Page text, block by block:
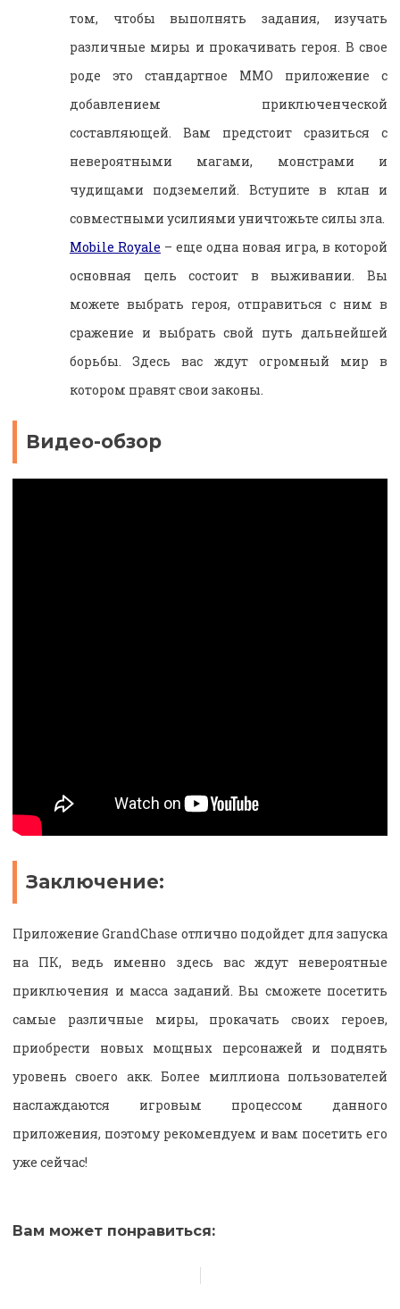
том, чтобы выполнять задания, изучать
различные миры и прокачивать героя. В свое
роде это стандартное ММО приложение с
добавлением приключенческой
составляющей. Вам предстоит сразиться с
невероятными магами, монстрами и
чудищами подземелий. Вступите в клан и
совместными усилиями уничтожьте силы зла.
Mobile Royale – еще одна новая игра, в которой
основная цель состоит в выживании. Вы
можете выбрать героя, отправиться с ним в
сражение и выбрать свой путь дальнейшей
борьбы. Здесь вас ждут огромный мир в
котором правят свои законы.
Видео-обзор
Заключение:
Приложение GrandChase отлично подойдет для запуска
на ПК, ведь именно здесь вас ждут невероятные
приключения и масса заданий. Вы сможете посетить
самые различные миры, прокачать своих героев,
приобрести новых мощных персонажей и поднять
уровень своего акк. Более миллиона пользователей
наслаждаются игровым процессом данного
приложения, поэтому рекомендуем и вам посетить его
уже сейчас!
Вам может понравиться: